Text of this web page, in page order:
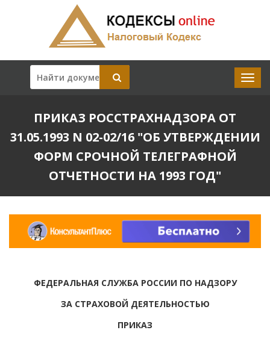
ПРИКАЗ РОССТРАХНАДЗОРА ОТ
31.05.1993 N 02-02/16 "ОБ УТВЕРЖДЕНИИ
ФОРМ СРОЧНОЙ ТЕЛЕГРАФНОЙ
ОТЧЕТНОСТИ НА 1993 ГОД"
ФЕДЕРАЛЬНАЯ СЛУЖБА РОССИИ ПО НАДЗОРУ
ЗА СТРАХОВОЙ ДЕЯТЕЛЬНОСТЬЮ
ПРИКАЗ